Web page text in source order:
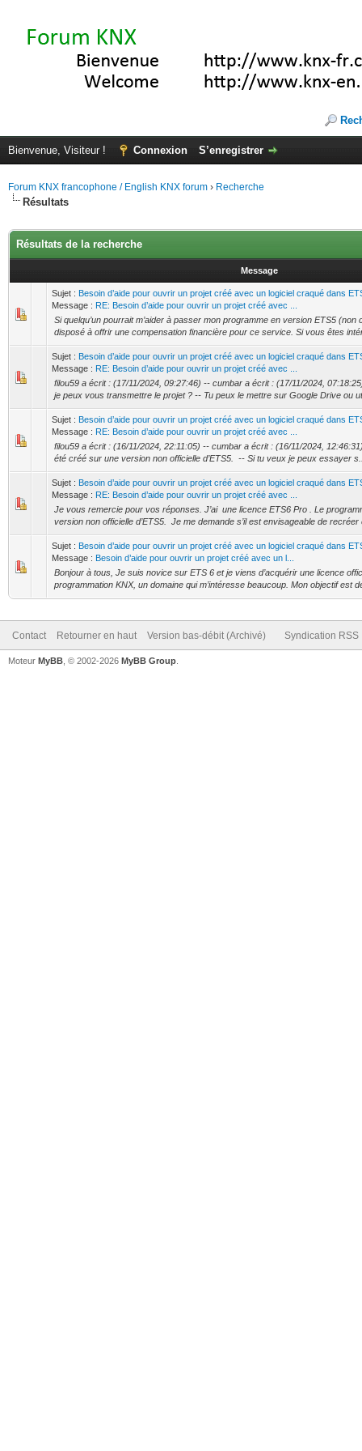
Bienvenue, Visiteur ! Connexion S’enregistrer
Forum KNX francophone / English KNX forum › Recherche
Résultats
Résultats de la recherche
Message
Sujet : Besoin d’aide pour ouvrir un projet créé avec un logiciel craqué dans
Message : RE: Besoin d’aide pour ouvrir un projet créé avec ...
Si quelqu’un pourrait m’aider à passer mon programme en version ETS5
disposé à offrir une compensation financière pour ce service. Si vous êtes
Sujet : Besoin d’aide pour ouvrir un projet créé avec un logiciel craqué dans
Message : RE: Besoin d’aide pour ouvrir un projet créé avec ...
filou59 a écrit : (17/11/2024, 09:27:46) -- cumbar a écrit : (17/11/2024,
je peux vous transmettre le projet ? -- Tu peux le mettre sur Google Drive ou
Sujet : Besoin d’aide pour ouvrir un projet créé avec un logiciel craqué dans
Message : RE: Besoin d’aide pour ouvrir un projet créé avec ...
filou59 a écrit : (16/11/2024, 22:11:05) -- cumbar a écrit : (16/11/2024,
été créé sur une version non officielle d’ETS5. -- Si tu veux je peux essayer
Sujet : Besoin d’aide pour ouvrir un projet créé avec un logiciel craqué dans
Message : RE: Besoin d’aide pour ouvrir un projet créé avec ...
Je vous remercie pour vos réponses. J’ai une licence ETS6 Pro . Le
version non officielle d’ETS5. Je me demande s’il est envisageable de recréer
Sujet : Besoin d’aide pour ouvrir un projet créé avec un logiciel craqué dans
Message : Besoin d’aide pour ouvrir un projet créé avec un l...
Bonjour à tous, Je suis novice sur ETS 6 et je viens d’acquérir une licence
programmation KNX, un domaine qui m’intéresse beaucoup. Mon objectif est
Contact Retourner en haut Version bas-débit (Archivé) Syndication RSS
Moteur MyBB , © 2002-2026 MyBB Group